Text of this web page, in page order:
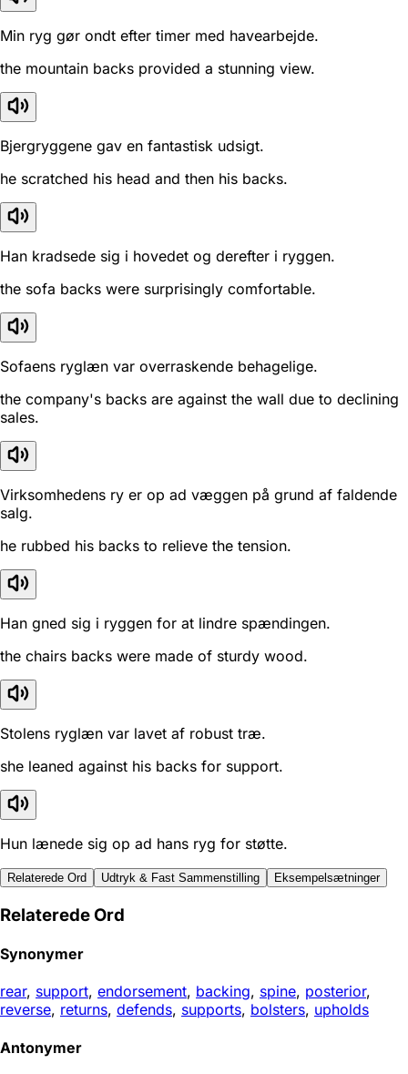
Min ryg gør ondt efter timer med havearbejde.
the mountain backs provided a stunning view.
Bjergryggene gav en fantastisk udsigt.
he scratched his head and then his backs.
Han kradsede sig i hovedet og derefter i ryggen.
the sofa backs were surprisingly comfortable.
Sofaens ryglæn var overraskende behagelige.
the company's backs are against the wall due to declining
sales.
Virksomhedens ry er op ad væggen på grund af faldende
salg.
he rubbed his backs to relieve the tension.
Han gned sig i ryggen for at lindre spændingen.
the chairs backs were made of sturdy wood.
Stolens ryglæn var lavet af robust træ.
she leaned against his backs for support.
Hun lænede sig op ad hans ryg for støtte.
Relaterede Ord Udtryk & Fast Sammenstilling Eksempelsætninger
Relaterede Ord
Synonymer
rear, support, endorsement, backing, spine, posterior,
reverse, returns, defends, supports, bolsters, upholds
Antonymer